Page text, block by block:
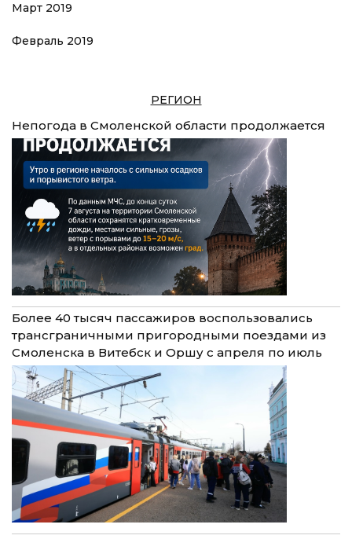
Март 2019
Февраль 2019
РЕГИОН
Непогода в Смоленской области продолжается
Более 40 тысяч пассажиров воспользовались
трансграничными пригородными поездами из
Смоленска в Витебск и Оршу с апреля по июль